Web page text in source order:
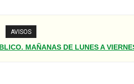
AVISOS
MAÑANAS DE LUNES A